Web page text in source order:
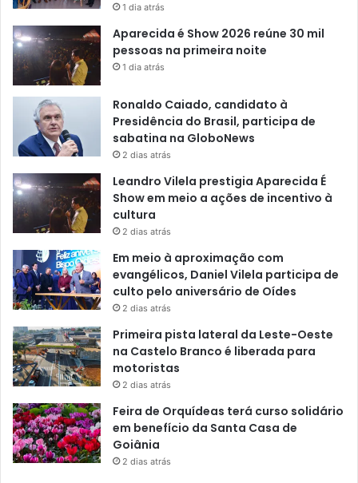
1 dia atrás
Aparecida é Show 2026 reúne 30 mil
pessoas na primeira noite
1 dia atrás
Ronaldo Caiado, candidato à
Presidência do Brasil, participa de
sabatina na GloboNews
2 dias atrás
Leandro Vilela prestigia Aparecida É
Show em meio a ações de incentivo à
cultura
2 dias atrás
Em meio à aproximação com
evangélicos, Daniel Vilela participa de
culto pelo aniversário de Oídes
2 dias atrás
Primeira pista lateral da Leste-Oeste
na Castelo Branco é liberada para
motoristas
2 dias atrás
Feira de Orquídeas terá curso solidário
em benefício da Santa Casa de
Goiânia
2 dias atrás